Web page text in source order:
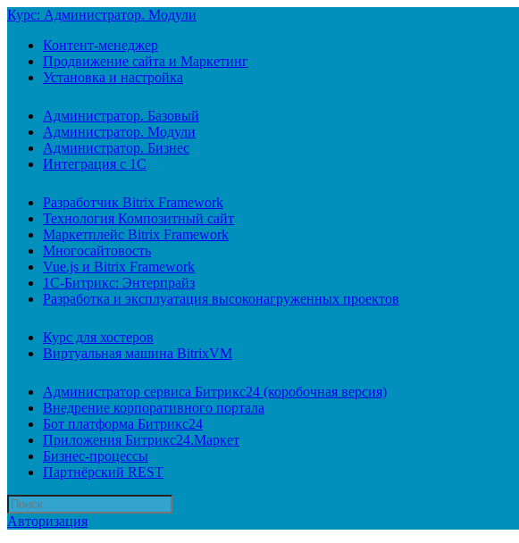
Курс: Администратор. Модули
Контент-менеджер
Продвижение сайта и Маркетинг
Установка и настройка
Администратор. Базовый
Администратор. Модули
Администратор. Бизнес
Интеграция с 1С
Разработчик Bitrix Framework
Технология Композитный сайт
Маркетплейс Bitrix Framework
Многосайтовость
Vue.js и Bitrix Framework
1С-Битрикс: Энтерпрайз
Разработка и эксплуатация высоконагруженных проектов
Курс для хостеров
Виртуальная машина BitrixVM
Администратор сервиса Битрикс24 (коробочная версия)
Внедрение корпоративного портала
Бот платформа Битрикс24
Приложения Битрикс24.Маркет
Бизнес-процессы
Партнёрский REST
Авторизация